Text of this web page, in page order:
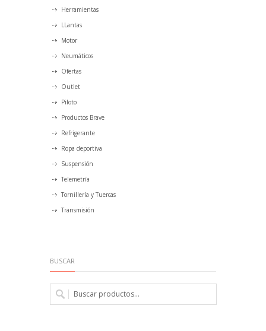
Herramientas
LLantas
Motor
Neumáticos
Ofertas
Outlet
Piloto
Productos Brave
Refrigerante
Ropa deportiva
Suspensión
Telemetría
Tornillería y Tuercas
Transmisión
BUSCAR